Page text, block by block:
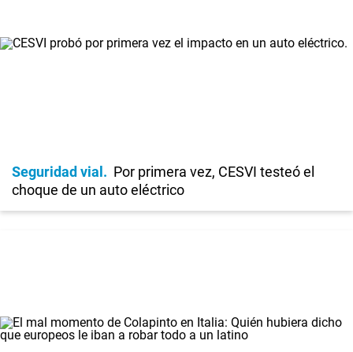
Seguridad vial
Por primera vez, CESVI testeó el
choque de un auto eléctrico